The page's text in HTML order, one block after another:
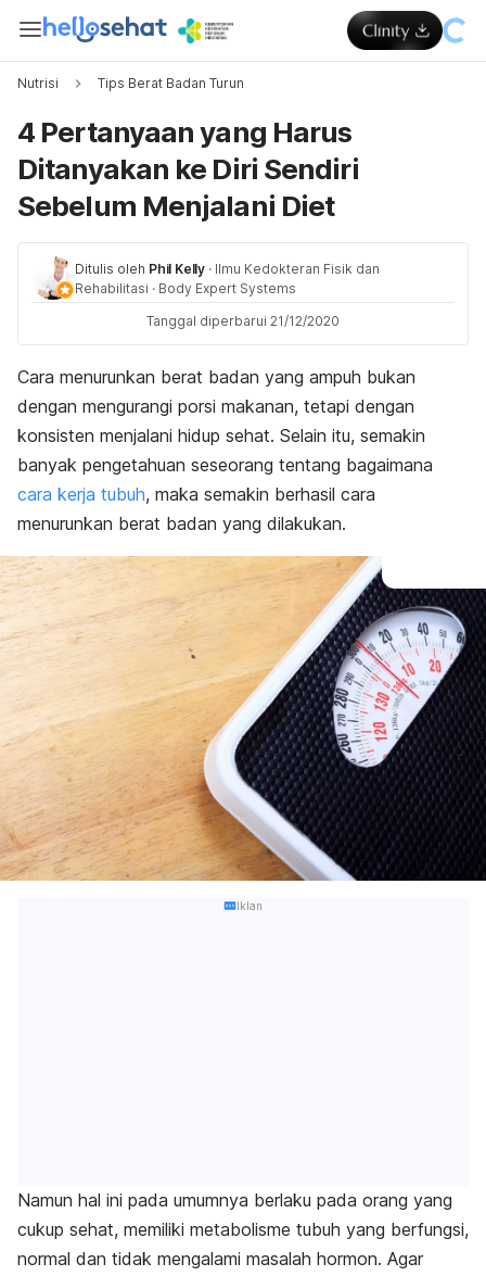
Nutrisi Tips Berat Badan Turun
4 Pertanyaan yang Harus
Ditanyakan ke Diri Sendiri
Sebelum Menjalani Diet
Ditulis oleh Phil Kelly · Ilmu Kedokteran Fisik dan
Rehabilitasi · Body Expert Systems
Tanggal diperbarui 21/12/2020
Cara menurunkan berat badan yang ampuh bukan
dengan mengurangi porsi makanan, tetapi dengan
konsisten menjalani hidup sehat. Selain itu, semakin
banyak pengetahuan seseorang tentang bagaimana
cara kerja tubuh, maka semakin berhasil cara
menurunkan berat badan yang dilakukan.
Iklan
Namun hal ini pada umumnya berlaku pada orang yang
cukup sehat, memiliki metabolisme tubuh yang berfungsi,
normal dan tidak mengalami masalah hormon. Agar